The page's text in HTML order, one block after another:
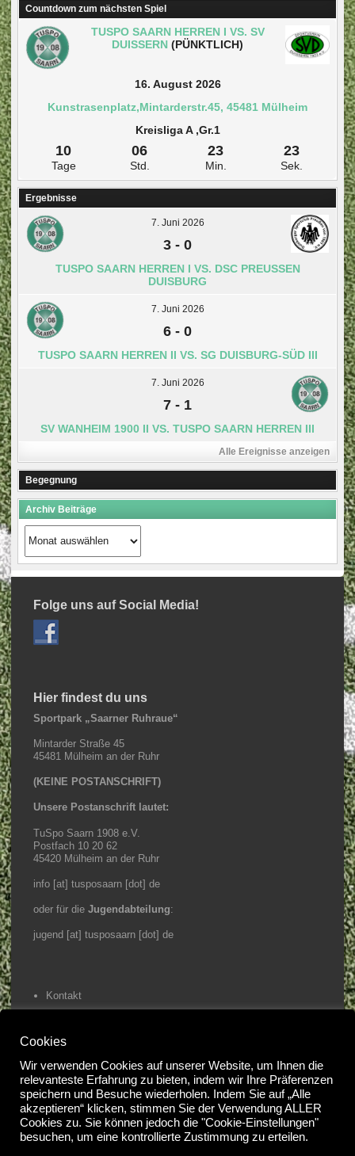
Countdown zum nächsten Spiel
TUSPO SAARN HERREN I VS. SV
DUISSERN (PÜNKTLICH)
16. August 2026
Kunstrasenplatz,Mintarderstr.45, 45481 Mülheim
Kreisliga A ,Gr.1
10
Tage
06
Std.
23
Min.
22
Sek.
Ergebnisse
7. Juni 2026
3 - 0
TUSPO SAARN HERREN I VS. DSC PREUSSEN D
UISBURG
7. Juni 2026
6 - 0
TUSPO SAARN HERREN II VS. SG DUISBURG-SÜD III
7. Juni 2026
7 - 1
SV WANHEIM 1900 II VS. TUSPO SAARN HERREN III
Alle Ereignisse anzeigen
Begegnung
Archiv Beiträge
Archiv
Beiträge
Folge uns auf Social Media!
Hier findest du uns
Sportpark „Saarner Ruhraue“
Mintarder Straße 45
45481 Mülheim an der Ruhr
(KEINE POSTANSCHRIFT)
Unsere Postanschrift lautet:
TuSpo Saarn 1908 e.V.
Postfach 10 20 62
45420 Mülheim an der Ruhr
info [at] tusposaarn [dot] de
oder für die Jugendabteilung:
jugend [at] tusposaarn [dot] de
Kontakt
Home
@2023 Tuspo Saarn e.V.
Cookies
Wir verwenden Cookies auf unserer Website, um Ihnen die
relevanteste Erfahrung zu bieten, indem wir Ihre Präferenzen
speichern und Besuche wiederholen. Indem Sie auf „Alle
akzeptieren“ klicken, stimmen Sie der Verwendung ALLER
Cookies zu. Sie können jedoch die "Cookie-Einstellungen"
besuchen, um eine kontrollierte Zustimmung zu erteilen.